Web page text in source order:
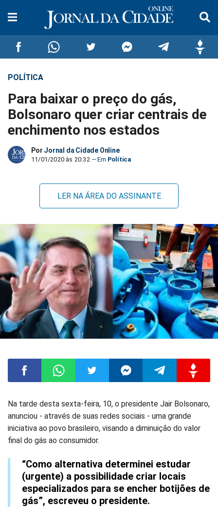
Compartilhar
no
Facebook
Compartilhar
no
Whatsapp
no
Twitter
no
Messenger
no
Telegram
no
POLÍTICA
Para baixar o preço do gás,
Bolsonaro quer criar centrais de
enchimento nos estados
Por Jornal da Cidade Online
11/01/2020 às 20:32 Política
LER NA ÁREA DO ASSINANTE
Compartilhar
no
Compartilhar
no
Compartilhar
no
Compartilhar
no
Compartilhar
no
no
Na tarde desta sexta-feira, 10, o presidente Jair Bolsonaro,
anunciou - através de suas redes sociais - uma grande
iniciativa ao povo brasileiro, visando a diminuição do valor
final do gás ao consumidor.
“Como alternativa determinei estudar
(urgente) a possibilidade criar locais
especializados para se encher botijões de
gás”, escreveu o presidente.